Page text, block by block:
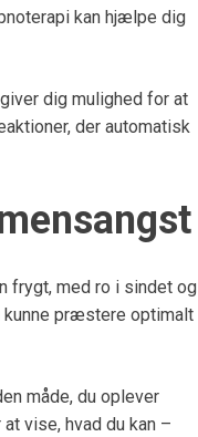
kan hjælpe dig
dig mulighed for at
der automatisk
frygt, med ro i sindet og
kunne præstere optimalt
måde, du oplever
vise, hvad du kan –